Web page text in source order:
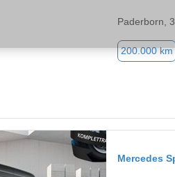
Paderborn,
200.000 km
Mercedes